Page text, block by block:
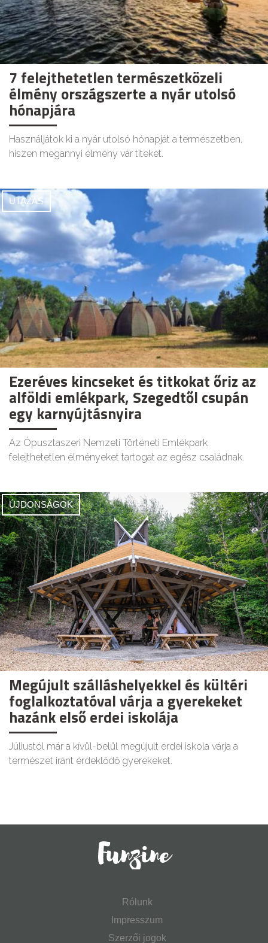
7 felejthetetlen természetközeli
élmény országszerte a nyár utolsó
hónapjára
Használjátok ki a nyár utolsó hónapját a természetben,
hiszen megannyi élmény vár titeket.
UTAZÁS
Ezeréves kincseket és titkokat őriz az
alföldi emlékpark, Szegedtől csupán
egy karnyújtásnyira
Az Ópusztaszeri Nemzeti Történeti Emlékpark
felejthetetlen élményeket tartogat az egész családnak.
ÚJDONSÁGOK
Megújult szálláshelyekkel és kültéri
foglalkoztatóval várja a gyerekeket
hazánk első erdei iskolája
Júliustól már a kívül-belül megújult erdei iskola várja a
természet iránt érdeklődő gyerekeket.
Rólunk
Impresszum
Szerzői jogok